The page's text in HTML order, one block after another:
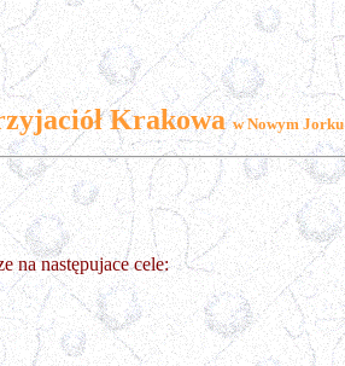
Krakowaw Nowym Jorku
na następujace cele: